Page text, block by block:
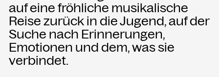
auf eine fröhliche musikalische
Reise zurück in die Jugend, auf der
Suche nach Erinnerungen,
Emotionen und dem, was sie
verbindet.